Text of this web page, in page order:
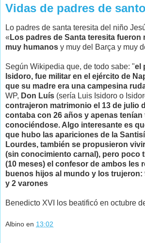
Vidas de padres de
Lo padres de santa teresita del niño
« Los padres de Santa teresita fueron
muy humanos y muy del Barça y muy
Según Wikipedia que, de todo sabe: "el
Isidoro, fue militar en el ejército de
que su madre era una campesina
WP, Don Luís (sería Luis Isidoro o
contrajeron matrimonio el 13 de julio
contaba con 26 años y apenas tenían
conociéndose. Algo interesante es
que hubo las apariciones de la
Lourdes, también se propusieron
(sin conocimiento carnal), pero poco
(10 meses) el confesor de ambos les
buenos hijos al mundo y los trujeron:
y 2 varones
Benedicto XVI los beatificó en octubre
Albino en 13:02